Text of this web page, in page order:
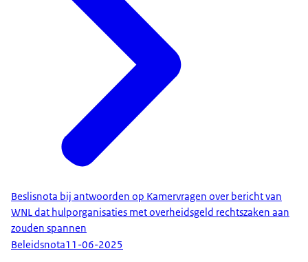
Beslisnota bij antwoorden op Kamervragen over bericht van
WNL dat hulporganisaties met overheidsgeld rechtszaken aan
zouden spannen
Beleidsnota11-06-2025